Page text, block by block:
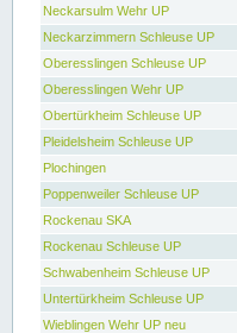
Neckarsulm Wehr UP
Neckarzimmern Schleuse UP
Oberesslingen Schleuse UP
Oberesslingen Wehr UP
Obertürkheim Schleuse UP
Pleidelsheim Schleuse UP
Plochingen
Poppenweiler Schleuse UP
Rockenau SKA
Rockenau Schleuse UP
Schwabenheim Schleuse UP
Untertürkheim Schleuse UP
Wieblingen Wehr UP neu